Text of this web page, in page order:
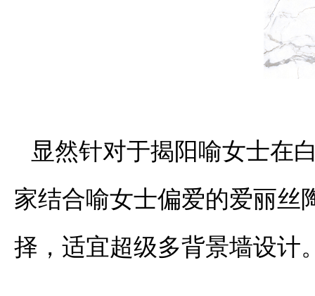
显然针对于揭阳喻女士在
家结合喻女士偏爱的爱丽丝
择，适宜超级多背景墙设计